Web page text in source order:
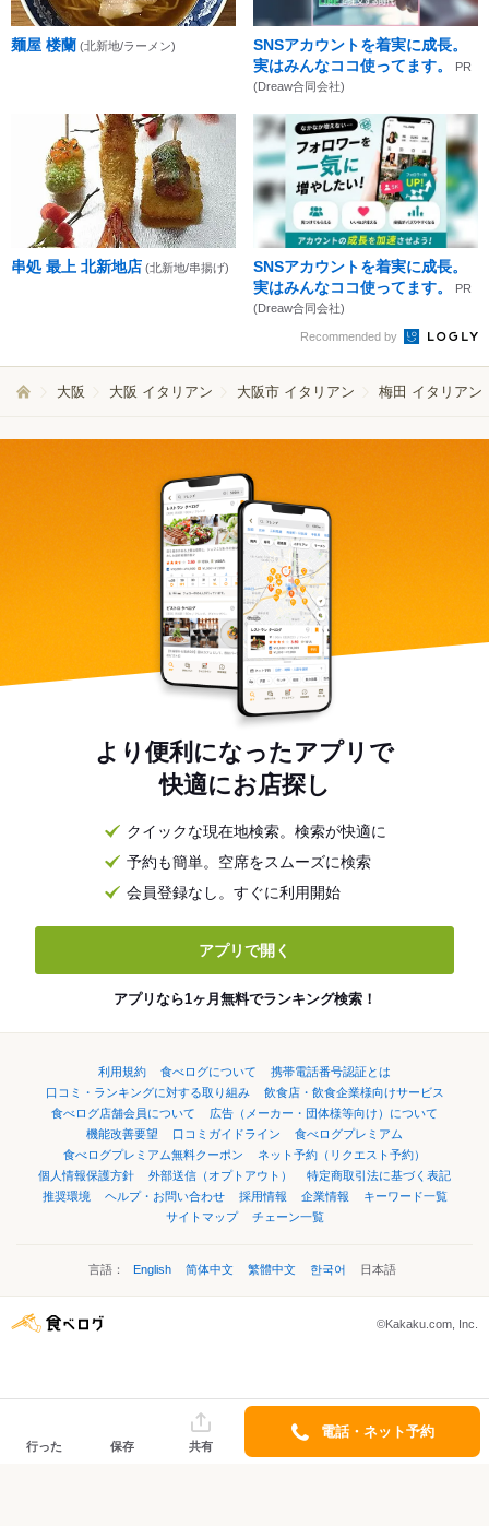
麺屋 楼蘭 (北新地/ラーメン)
SNSアカウントを着実に成長。
実はみんなココ使ってます。
PR
(Dreaw合同会社)
串処 最上 北新地店 (北新地/串揚げ)
SNSアカウントを着実に成長。
実はみんなココ使ってます。
PR
(Dreaw合同会社)
Recommended by
大阪 大阪 イタリアン 大阪市 イタリアン 梅田 イタリアン
より便利になったアプリで
快適にお店探し
クイックな現在地検索。検索が快適に
予約も簡単。空席をスムーズに検索
会員登録なし。すぐに利用開始
アプリで開く
アプリなら1ヶ月無料でランキング検索！
利用規約 食べログについて
携帯電話番号認証とは
口コミ・ランキングに対する取り組み
飲食店・飲食企業様向けサービス
食べログ店舗会員について
広告（メーカー・団体様等向け）について
機能改善要望
口コミガイドライン
食べログプレミアム
食べログプレミアム無料クーポン
ネット予約（リクエスト予約）
個人情報保護方針
外部送信（オプトアウト）
特定商取引法に基づく表記
推奨環境
ヘルプ・お問い合わせ 採用情報 企業情報
キーワード一覧
サイトマップ
チェーン一覧
言語： English 简体中文 繁體中文 한국어 日本語
©Kakaku.com, Inc.
行った 保存 共有
電話・ネット予約